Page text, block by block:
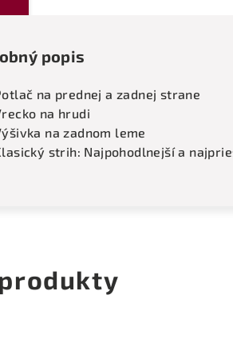
popis
na prednej a zadnej strane
na hrudi
na zadnom leme
strih: Najpohodlnejší a